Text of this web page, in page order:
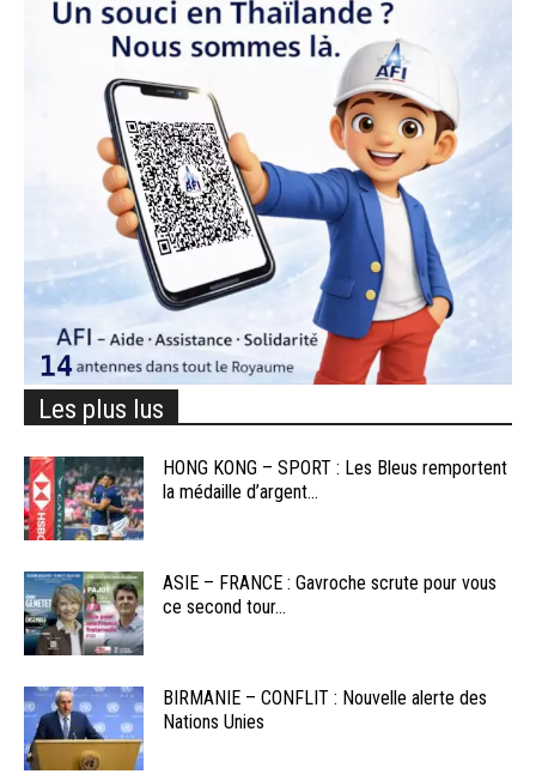
Les plus lus
HONG KONG – SPORT : Les Bleus remportent
la médaille d’argent...
ASIE – FRANCE : Gavroche scrute pour vous
ce second tour...
BIRMANIE – CONFLIT : Nouvelle alerte des
Nations Unies